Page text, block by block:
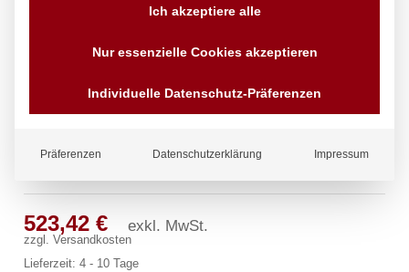
profi Säulenbatterie 3/4″
523,42€ exkl. MwSt.
zzgl.Versandkosten
Lieferzeit:4 - 10 Tage
Ich akzeptiere alle
Nur essenzielle Cookies akzeptieren
Individuelle Datenschutz-Präferenzen
Präferenzen Datenschutzerklärung Impressum